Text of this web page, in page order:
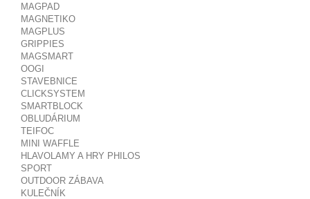
MAGPAD
MAGNETIKO
MAGPLUS
GRIPPIES
MAGSMART
OOGI
STAVEBNICE
CLICKSYSTEM
SMARTBLOCK
OBLUDÁRIUM
TEIFOC
MINI WAFFLE
HLAVOLAMY A HRY PHILOS
SPORT
OUTDOOR ZÁBAVA
KULEČNÍK